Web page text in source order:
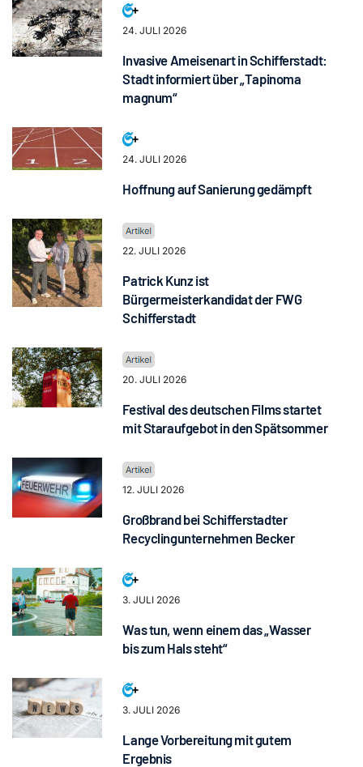
24. JULI 2026
Invasive Ameisenart in Schifferstadt:
Stadt informiert über „Tapinoma
magnum“
24. JULI 2026
Hoffnung auf Sanierung gedämpft
22. JULI 2026
Patrick Kunz ist
Bürgermeisterkandidat der FWG
Schifferstadt
20. JULI 2026
Festival des deutschen Films startet
mit Staraufgebot in den Spätsommer
12. JULI 2026
Großbrand bei Schifferstadter
Recyclingunternehmen Becker
3. JULI 2026
Was tun, wenn einem das „Wasser
bis zum Hals steht“
3. JULI 2026
Lange Vorbereitung mit gutem
Ergebnis